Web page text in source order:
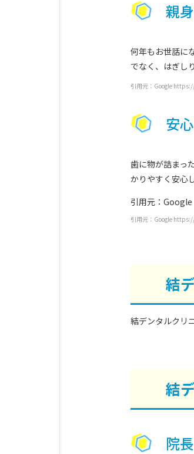
親
何年もお世話に
でなく、はぎし
引用元：Google
安
歯に物が詰まっ
かりやすく安心
引用元：
引用元：Google
結
結デンタルクリ
結
院